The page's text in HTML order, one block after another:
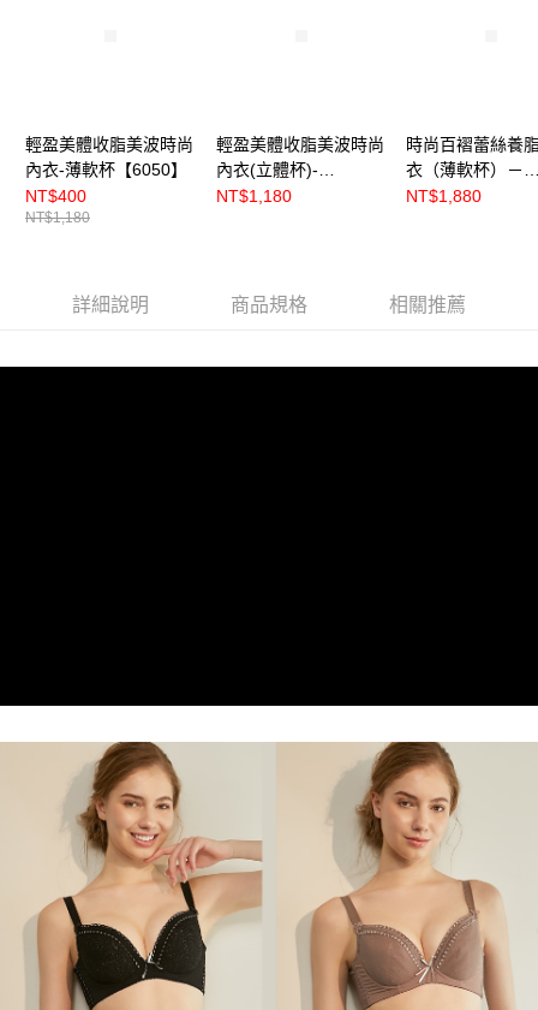
輕盈美體收脂美波時尚
內衣-薄軟杯【6050】
NT$400
NT$1,180
輕盈美體收脂美波時尚
內衣(立體杯)-
【60501】
NT$1,180
時尚百褶蕾絲養
衣（薄軟杯）－
【R8605】
NT$1,880
詳細說明 商品規格 相關推薦